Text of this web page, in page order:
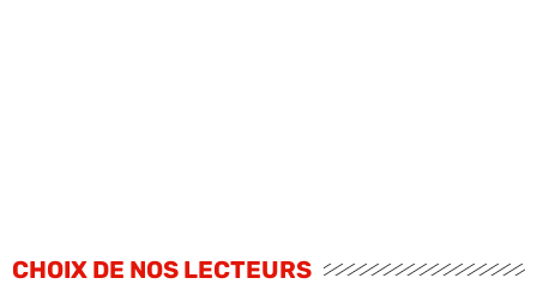
CHOIX DE NOS LECTEURS